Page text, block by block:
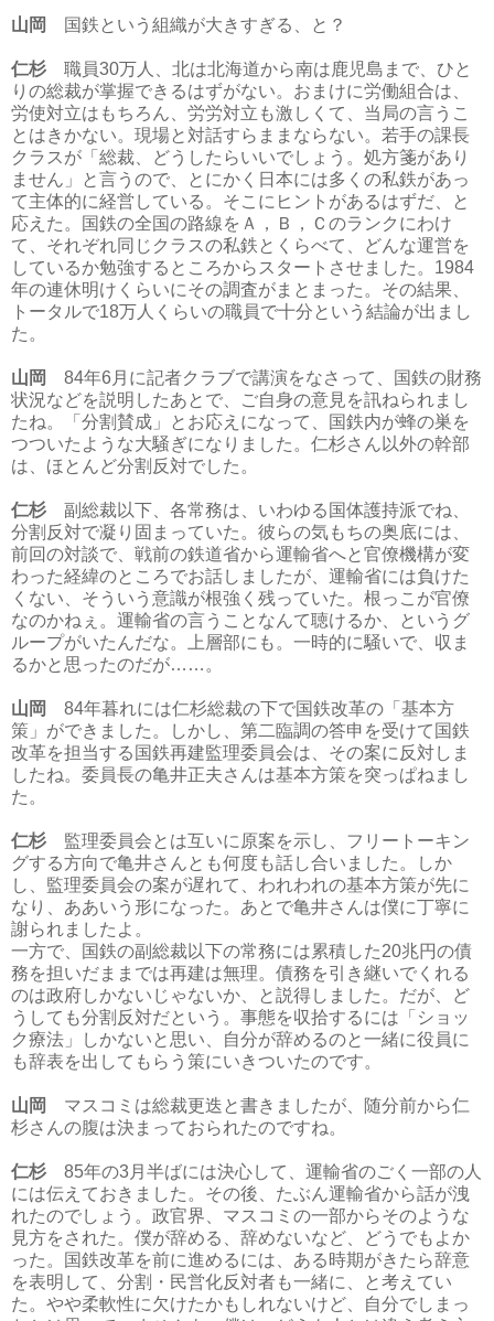
山岡 国鉄という組織が大きすぎる、と？
仁杉 職員30万人、北は北海道から南は鹿児島まで、ひと
りの総裁が掌握できるはずがない。おまけに労働組合は、
労使対立はもちろん、労労対立も激しくて、当局の言うこ
とはきかない。現場と対話すらままならない。若手の課長
クラスが「総裁、どうしたらいいでしょう。処方箋があり
ません」と言うので、とにかく日本には多くの私鉄があっ
て主体的に経営している。そこにヒントがあるはずだ、と
応えた。国鉄の全国の路線をＡ，Ｂ，Ｃのランクにわけ
て、それぞれ同じクラスの私鉄とくらべて、どんな運営を
しているか勉強するところからスタートさせました。1984
年の連休明けくらいにその調査がまとまった。その結果、
トータルで18万人くらいの職員で十分という結論が出まし
た。
山岡
84年6月に記者クラブで講演をなさって、国鉄の財務
状況などを説明したあとで、ご自身の意見を訊ねられまし
たね。「分割賛成」とお応えになって、国鉄内が蜂の巣を
つついたような大騒ぎになりました。仁杉さん以外の幹部
は、ほとんど分割反対でした。
仁杉 副総裁以下、各常務は、いわゆる国体護持派でね、
分割反対で凝り固まっていた。彼らの気もちの奥底には、
前回の対談で、戦前の鉄道省から運輸省へと官僚機構が変
わった経緯のところでお話しましたが、運輸省には負けた
くない、そういう意識が根強く残っていた。根っこが官僚
なのかねぇ。運輸省の言うことなんて聴けるか、というグ
ループがいたんだな。上層部にも。一時的に騒いで、収ま
るかと思ったのだが……。
山岡
84年暮れには仁杉総裁の下で国鉄改革の「基本方
策」ができました。しかし、第二臨調の答申を受けて国鉄
改革を担当する国鉄再建監理委員会は、その案に反対しま
したね。委員長の亀井正夫さんは基本方策を突っぱねまし
た。
仁杉 監理委員会とは互いに原案を示し、フリートーキン
グする方向で亀井さんとも何度も話し合いました。しか
し、監理委員会の案が遅れて、われわれの基本方策が先に
なり、ああいう形になった。あとで亀井さんは僕に丁寧に
謝られましたよ。
一方で、国鉄の副総裁以下の常務には累積した20兆円の債
務を担いだままでは再建は無理。債務を引き継いでくれる
のは政府しかないじゃないか、と説得しました。だが、ど
うしても分割反対だという。事態を収拾するには「ショッ
ク療法」しかないと思い、自分が辞めるのと一緒に役員に
も辞表を出してもらう策にいきついたのです。
山岡
マスコミは総裁更迭と書きましたが、随分前から仁
杉さんの腹は決まっておられたのですね。
仁杉 85年の3月半ばには決心して、運輸省のごく一部の人
には伝えておきました。その後、たぶん運輸省から話が洩
れたのでしょう。政官界、マスコミの一部からそのような
見方をされた。僕が辞める、辞めないなど、どうでもよか
った。国鉄改革を前に進めるには、ある時期がきたら辞意
を表明して、分割・民営化反対者も一緒に、と考えてい
た。やや柔軟性に欠けたかもしれないけど、自分でしまっ